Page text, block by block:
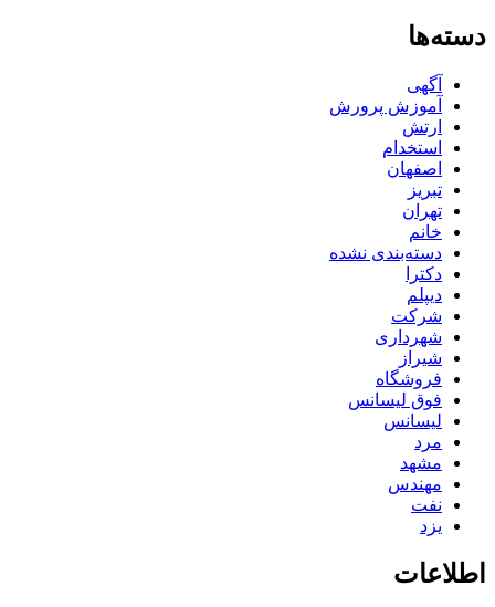
دسته‌ها
آگهی
آموزش پرورش
ارتش
استخدام
اصفهان
تبریز
تهران
خانم
دسته‌بندی نشده
دکترا
دیپلم
شرکت
شهرداری
شیراز
فروشگاه
فوق لیسانس
لیسانس
مرد
مشهد
مهندس
نفت
یزد
اطلاعات